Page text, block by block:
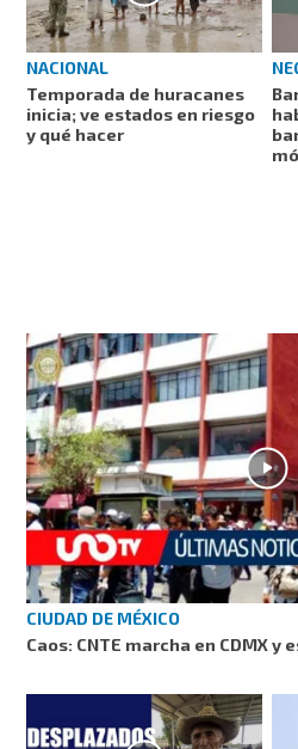
NACIONAL
Temporada de huracanes
inicia; ve estados en riesgo
y qué hacer
CIUDAD DE MÉXICO
Caos: CNTE marcha en CDMX y